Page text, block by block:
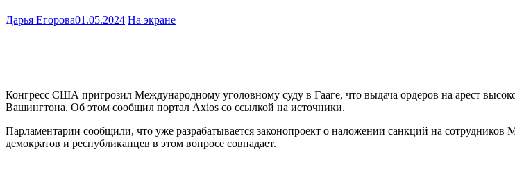
Дарья Егорова01.05.2024 На экране
Конгресс США пригрозил Международному уголовному суду в Гааге, что выдача ордеров на арест
Вашингтона. Об этом сообщил портал Axios со ссылкой на источники.
Парламентарии сообщили, что уже разрабатывается законопроект о наложении санкций на
демократов и республиканцев в этом вопросе совпадает.